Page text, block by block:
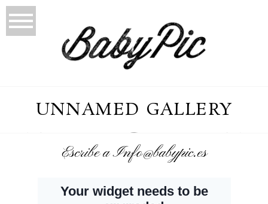
UNNAMED GALLERY
Escribe a Info@babypic.es